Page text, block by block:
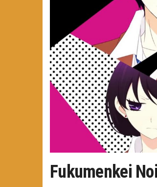
Fukumenkei